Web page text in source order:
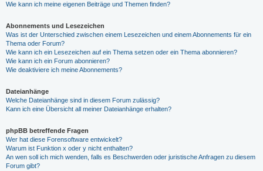
Wie kann ich meine eigenen Beiträge und Themen finden?
Abonnements und Lesezeichen
Was ist der Unterschied zwischen einem Lesezeichen und einem Abonnements für ein
Thema oder Forum?
Wie kann ich ein Lesezeichen auf ein Thema setzen oder ein Thema abonnieren?
Wie kann ich ein Forum abonnieren?
Wie deaktiviere ich meine Abonnements?
Dateianhänge
Welche Dateianhänge sind in diesem Forum zulässig?
Kann ich eine Übersicht all meiner Dateianhänge erhalten?
phpBB betreffende Fragen
Wer hat diese Forensoftware entwickelt?
Warum ist Funktion x oder y nicht enthalten?
An wen soll ich mich wenden, falls es Beschwerden oder juristische Anfragen zu diesem
Forum gibt?